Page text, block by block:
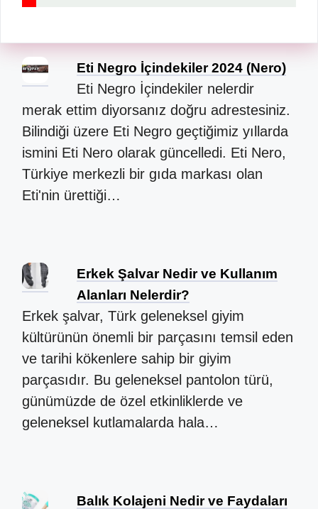
Eti Negro İçindekiler 2024 (Nero)
Eti Negro İçindekiler nelerdir
merak ettim diyorsanız doğru adrestesiniz.
Bilindiği üzere Eti Negro geçtiğimiz yıllarda
ismini Eti Nero olarak güncelledi. Eti Nero,
Türkiye merkezli bir gıda markası olan
Eti'nin ürettiği…
Erkek Şalvar Nedir ve Kullanım
Alanları Nelerdir?
Erkek şalvar, Türk geleneksel giyim
kültürünün önemli bir parçasını temsil eden
ve tarihi kökenlere sahip bir giyim
parçasıdır. Bu geleneksel pantolon türü,
günümüzde de özel etkinliklerde ve
geleneksel kutlamalarda hala…
Balık Kolajeni Nedir ve Faydaları